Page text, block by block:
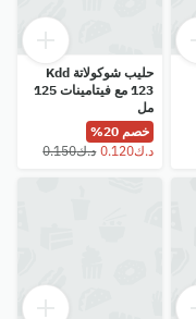
حليب شوكولاتة Kdd
123 مع فيتامينات 125
مل
خصم 20%
⁦د.ك0.150⁩